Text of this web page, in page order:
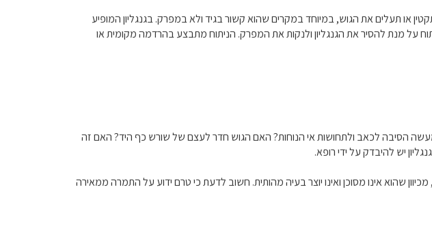
או תעלים את הגוש, במיוחד במקרים שהוא קשור בגיד ולא במפרק. בגנגליון המופיע
על מנת להסיר את הגנגליון ולנקות את המפרק. הניתוח מתבצע בהרדמה מקומית או
הסיבה לכאב ולתחושות אי הנוחות? האם הגוש חדר לעצם של שורש כף היד? האם זה
יש להיבדק על ידי רופא.
שהוא אינו מסוכן ואינו יוצר בעיה מהותית. חשוב לדעת כי טרם ידוע על התמרה ממאירה